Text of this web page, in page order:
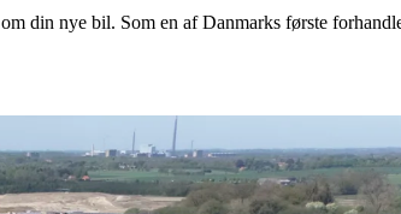
din nye bil. Som en af Danmarks første